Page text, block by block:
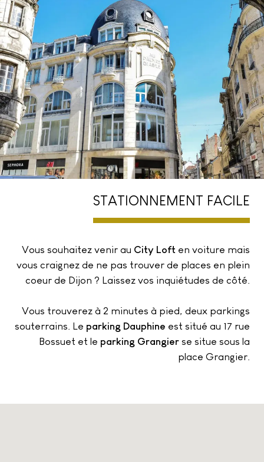
STATIONNEMENT FACILE
Vous souhaitez venir au City Loft en voiture mais
vous craignez de ne pas trouver de places en plein
coeur de Dijon ? Laissez vos inquiétudes de côté.
Vous trouverez à 2 minutes à pied, deux parkings
souterrains. Le parking Dauphine est situé au 17 rue
Bossuet et le parking Grangier se situe sous la
place Grangier.